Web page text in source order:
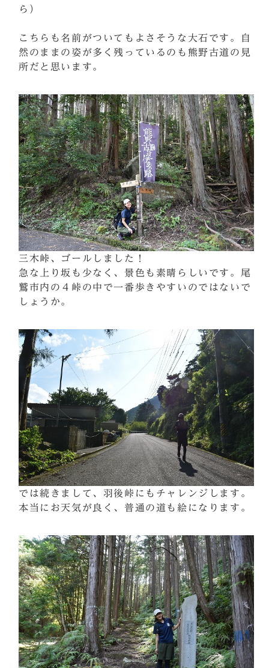
ら）
こちらも名前がついてもよさそうな大石です。自
然のままの姿が多く残っているのも熊野古道の見
所だと思います。
三木峠、ゴールしました！
急な上り坂も少なく、景色も素晴らしいです。尾
鷲市内の４峠の中で一番歩きやすいのではないで
しょうか。
では続きまして、羽後峠にもチャレンジします。
本当にお天気が良く、普通の道も絵になります。